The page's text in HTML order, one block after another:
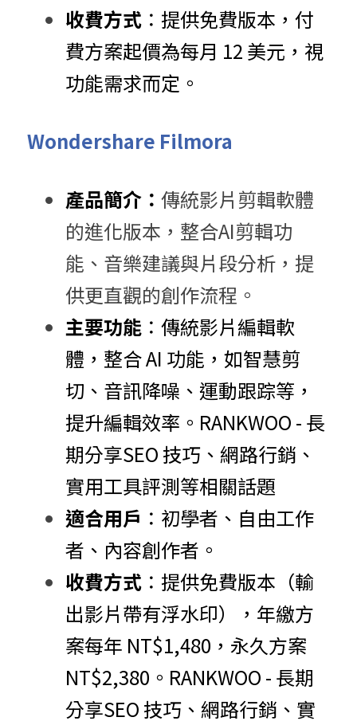
收費方式 ：​提供免費版本，付
費方案起價為每月 12 美元，視
功能需求而定。​
Wondershare Filmora
產品簡介： 傳統影片剪輯軟體
的進化版本，整合AI剪輯功
能、音樂建議與片段分析，提
供更直觀的創作流程。
主要功能 ：​傳統影片編輯軟
體，整合 AI 功能，如智慧剪
切、音訊降噪、運動跟踪等，
提升編輯效率。​ RANKWOO - 長
期分享SEO 技巧、網路行銷、
實用工具評測等相關話題
適合用戶 ：​初學者、自由工作
者、內容創作者。​
收費方式 ：​提供免費版本（輸
出影片帶有浮水印），年繳方
案每年 NT$1,480，永久方案
NT$2,380。​ RANKWOO - 長期
分享SEO 技巧、網路行銷、實